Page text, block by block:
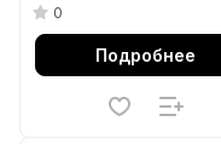
Matrix
0
Подробнее